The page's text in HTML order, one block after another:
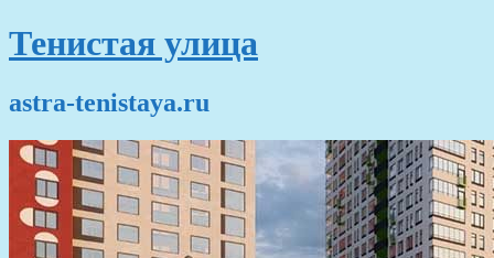
Тенистая улица
astra-tenistaya.ru